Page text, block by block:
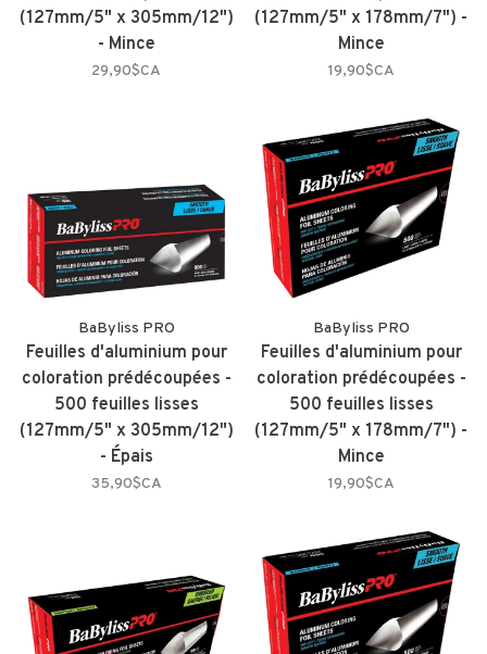
(127mm/5" x 305mm/12")
- Mince
29,90$CA
(127mm/5" x 178mm/7") -
Mince
19,90$CA
BaByliss PRO
Feuilles d'aluminium pour
coloration prédécoupées -
500 feuilles lisses
(127mm/5" x 305mm/12")
- Épais
35,90$CA
BaByliss PRO
Feuilles d'aluminium pour
coloration prédécoupées -
500 feuilles lisses
(127mm/5" x 178mm/7") -
Mince
19,90$CA